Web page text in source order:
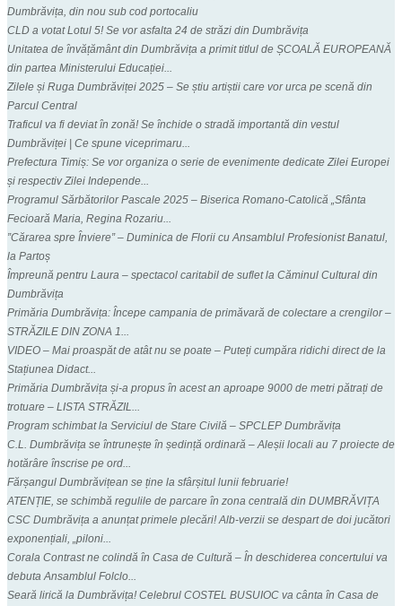
Dumbrăvița, din nou sub cod portocaliu
CLD a votat Lotul 5! Se vor asfalta 24 de străzi din Dumbrăvița
Unitatea de învățământ din Dumbrăvița a primit titlul de ȘCOALĂ EUROPEANĂ
din partea Ministerului Educației...
Zilele și Ruga Dumbrăviței 2025 – Se știu artiștii care vor urca pe scenă din
Parcul Central
Traficul va fi deviat în zonă! Se închide o stradă importantă din vestul
Dumbrăviței | Ce spune viceprimaru...
Prefectura Timiș: Se vor organiza o serie de evenimente dedicate Zilei Europei
și respectiv Zilei Independe...
Programul Sărbătorilor Pascale 2025 – Biserica Romano-Catolică „Sfânta
Fecioară Maria, Regina Rozariu...
”Cărarea spre Înviere” – Duminica de Florii cu Ansamblul Profesionist Banatul,
la Partoș
Împreună pentru Laura – spectacol caritabil de suflet la Căminul Cultural din
Dumbrăvița
Primăria Dumbrăvița: Începe campania de primăvară de colectare a crengilor –
STRĂZILE DIN ZONA 1...
VIDEO – Mai proaspăt de atât nu se poate – Puteți cumpăra ridichi direct de la
Stațiunea Didact...
Primăria Dumbrăvița și-a propus în acest an aproape 9000 de metri pătrați de
trotuare – LISTA STRĂZIL...
Program schimbat la Serviciul de Stare Civilă – SPCLEP Dumbrăvița
C.L. Dumbrăvița se întrunește în ședință ordinară – Aleșii locali au 7 proiecte de
hotărâre înscrise pe ord...
Fărșangul Dumbrăvițean se ține la sfârșitul lunii februarie!
ATENȚIE, se schimbă regulile de parcare în zona centrală din DUMBRĂVIȚA
CSC Dumbrăvița a anunțat primele plecări! Alb-verzii se despart de doi jucători
exponențiali, „piloni...
Corala Contrast ne colindă în Casa de Cultură – În deschiderea concertului va
debuta Ansamblul Folclo...
Seară lirică la Dumbrăvița! Celebrul COSTEL BUSUIOC va cânta în Casa de